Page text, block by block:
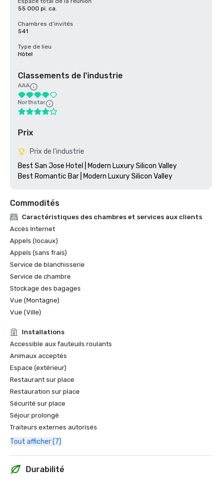
55 000 pi. ca.
Chambres d’invités
541
Type de lieu
Hôtel
Classements de l'industrie
AAA
Northstar
Prix
Prix de l'industrie
Best San Jose Hotel | Modern Luxury Silicon Valley
Commodités
Caractéristiques des chambres et services aux clients
Accès Internet
Appels (locaux)
Appels (sans frais)
Service de blanchisserie
Service de chambre
Stockage des bagages
Vue (Montagne)
Vue (Ville)
Installations
Accessible aux fauteuils roulants
Animaux acceptés
Espace (extérieur)
Restaurant sur place
Restauration sur place
Sécurité sur place
Séjour prolongé
Traiteurs externes autorisés
Tout afficher (7)
Durabilité